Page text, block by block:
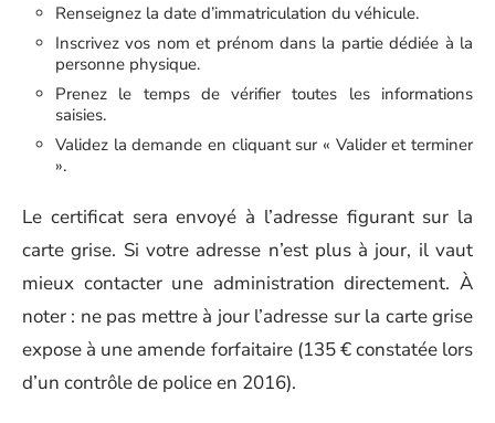
Renseignez la date d’immatriculation du véhicule.
Inscrivez vos nom et prénom dans la partie dédiée à la
personne physique.
Prenez le temps de vérifier toutes les informations
saisies.
Validez la demande en cliquant sur « Valider et terminer
».
Le certificat sera envoyé à l’adresse figurant sur la
carte grise. Si votre adresse n’est plus à jour, il vaut
mieux contacter une administration directement. À
noter : ne pas mettre à jour l’adresse sur la carte grise
expose à une amende forfaitaire (135 € constatée lors
d’un contrôle de police en 2016).